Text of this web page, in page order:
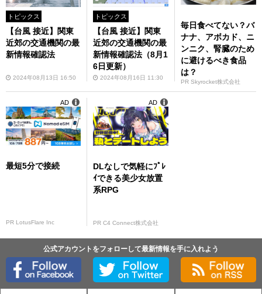
トピックス
【台風 接近】関東
近郊の交通機関の最
新情報確認法
2024年08月13日 16:50
トピックス
【台風 接近】関東
近郊の交通機関の最
新情報確認法（8月1
6日更新）
2024年08月16日 11:30
毎日食べてない？バ
ナナ、アボカド、ニ
ンニク、腎臓のため
に避けるべき食品
は？
PR Skyrocket株式会社
最短5分で接続
PR LotusFlare Inc
AD
DLなしで気軽にﾌﾟﾚ
ｲできる美少女放置
系RPG
PR C4 Connect株式会社
AD
公式アカウントをフォローして最新情報を手に入れよう